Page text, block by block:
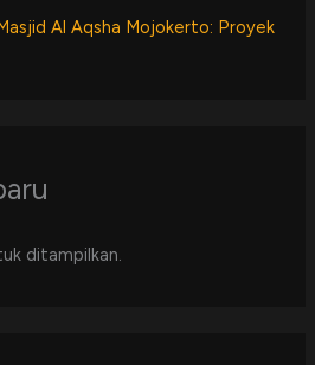
Al Aqsha Mojokerto: Proyek
ditampilkan.